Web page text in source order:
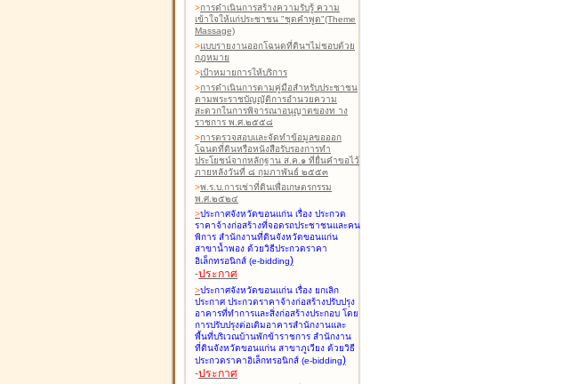
>การดำเนินการสร้างความรับรู้ ความ
เข้าใจให้แก่ประชาชน "ชุดคำพูด"(Theme
Massage)
>แบบรายงานออกโฉนดที่ดินฯไม่ชอบด้วย
กฎหมาย
>เป้าหมายการให้บริการ
>การดำเนินการตามคู่มือสำหรับประชาชน
ตามพระราชบัญญัติการอำนวยความ
สะดวกในการพิจารณาอนุญาตของท าง
ราชการ พ.ศ.๒๕๕๘
>การตรวจสอบและจัดทำข้อมูลขอออก
โฉนดที่ดินหรือหนังสือรับรองการทำ
ประโยชน์จากหลักฐาน ส.ค.๑ ที่ยื่นคำขอไว้
ภายหลังวันที่ ๘ กุมภาพันธ์ ๒๕๕๓
>พ.ร.บ.การเช่าที่ดินเพื่อเกษตรกรรม
พ.ศ.๒๕๒๔
>ประกาศจังหวัดขอนแก่น เรื่อง ประกวด
ราคาจ้างก่อสร้างที่จอดรถประชาชนและคน
พิการ สำนักงานที่ดินจังหวัดขอนแก่น
สาขาน้ำพอง ด้วยวิธีประกวดราคา
อิเล็กทรอนิกส์ (e-bidding)
-ประกาศ
>ประกาศจังหวัดขอนแก่น เรื่อง ยกเลิก
ประกาศ ประกวดราคาจ้างก่อสร้างปรับปรุง
อาคารที่ทำการและสิ่งก่อสร้างประกอบ โดย
การปรับปรุงต่อเติมอาคารสำนักงานและ
พื้นที่บริเวณบ้านพักข้าราชการ สำนักงาน
ที่ดินจังหวัดขอนแก่น สาขาภูเวียง ด้วยวิธี
ประกวดราคาอิเล็กทรอนิกส์ (e-bidding)
-ประกาศ